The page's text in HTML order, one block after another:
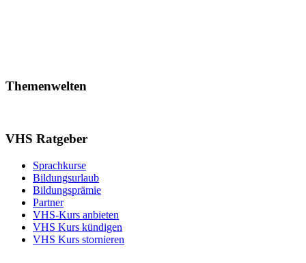
Themenwelten
VHS Ratgeber
Sprachkurse
Bildungsurlaub
Bildungsprämie
Partner
VHS-Kurs anbieten
VHS Kurs kündigen
VHS Kurs stornieren